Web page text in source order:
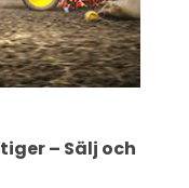
– Sälj och